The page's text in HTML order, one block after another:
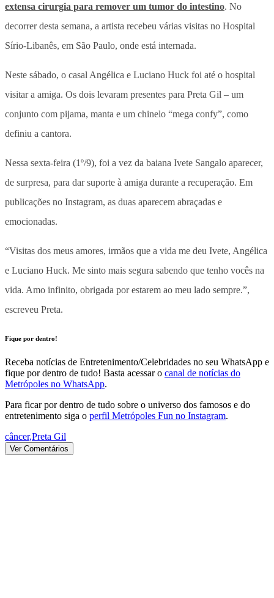
extensa cirurgia para remover um tumor do intestino. No
decorrer desta semana, a artista recebeu várias visitas no Hospital
Sírio-Libanês, em São Paulo, onde está internada.
Neste sábado, o casal Angélica e Luciano Huck foi até o hospital
visitar a amiga. Os dois levaram presentes para Preta Gil – um
conjunto com pijama, manta e um chinelo “mega confy”, como
definiu a cantora.
Nessa sexta-feira (1º/9), foi a vez da baiana Ivete Sangalo aparecer,
de surpresa, para dar suporte à amiga durante a recuperação. Em
publicações no Instagram, as duas aparecem abraçadas e
emocionadas.
“Visitas dos meus amores, irmãos que a vida me deu Ivete, Angélica
e Luciano Huck. Me sinto mais segura sabendo que tenho vocês na
vida. Amo infinito, obrigada por estarem ao meu lado sempre.”,
escreveu Preta.
Fique por dentro!
Receba notícias de Entretenimento/Celebridades no seu WhatsApp e
fique por dentro de tudo! Basta acessar o canal de notícias do
Metrópoles no WhatsApp.
Para ficar por dentro de tudo sobre o universo dos famosos e do
entretenimento siga o perfil Metrópoles Fun no Instagram.
câncer,Preta Gil
Ver Comentários